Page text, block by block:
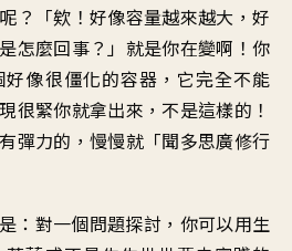
？「欸 ！好像容量越來越大 ，好
怎麼回事？」 就是你在變啊 ！你
好像很僵化的容器 ， 它完全不能
很緊你就拿出來 ， 不是這樣的 ！
彈力的 ，慢慢就「聞多思廣修行
： 對一個問題探討 ， 你可以用生